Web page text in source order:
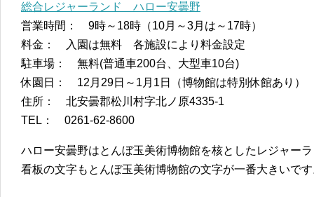
総合レジャーランド ハロー安曇野
営業時間： 9時～18時（10月～3月は～17時）
料金： 入園は無料 各施設により料金設定
駐車場： 無料(普通車200台、大型車10台)
休園日： 12月29日～1月1日（博物館は特別休館あり）
住所： 北安曇郡松川村字北ノ原4335-1
TEL： 0261-62-8600
ハロー安曇野はとんぼ玉美術博物館を核としたレジャー
看板の文字もとんぼ玉美術博物館の文字が一番大きいで